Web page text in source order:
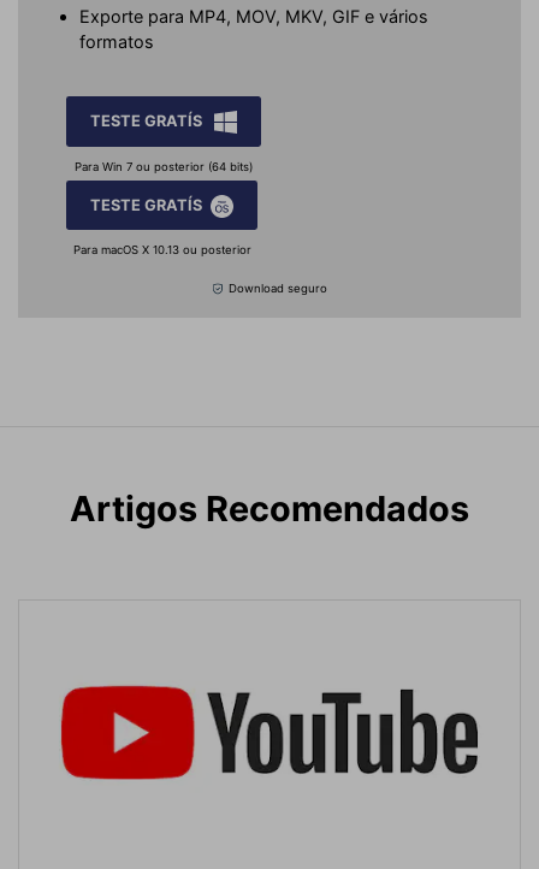
Exporte para MP4, MOV, MKV, GIF e vários
formatos
TESTE GRATÍS
Para Win 7 ou posterior (64 bits)
TESTE GRATÍS
Para macOS X 10.13 ou posterior
Download seguro
Artigos Recomendados